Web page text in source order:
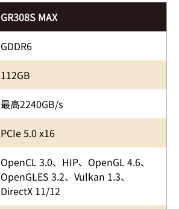
GR308S MAX
GDDR6
112GB
最高2240GB/s
PCIe 5.0 x16
OpenCL 3.0、HIP、OpenGL 4.6、
OpenGLES 3.2、Vulkan 1.3、
DirectX 11/12